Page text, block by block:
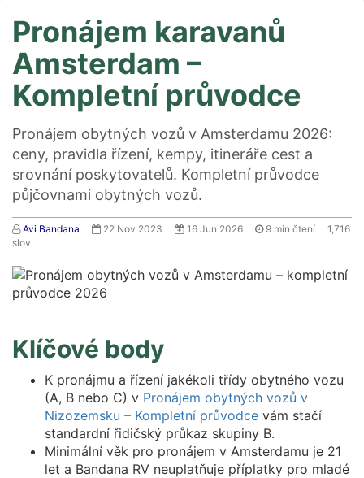
Pronájem karavanů
Amsterdam –
Kompletní průvodce
Pronájem obytných vozů v Amsterdamu 2026:
ceny, pravidla řízení, kempy, itineráře cest a
srovnání poskytovatelů. Kompletní průvodce
půjčovnami obytných vozů.
Avi Bandana 22 Nov 2023 16 Jun 2026 9 min čtení
1,716
slov
Klíčové body
K pronájmu a řízení jakékoli třídy obytného vozu
(A, B nebo C) v Pronájem obytných vozů v
Nizozemsku – Kompletní průvodce vám stačí
standardní řidičský průkaz skupiny B.
Minimální věk pro pronájem v Amsterdamu je 21
let a Bandana RV neuplatňuje příplatky pro mladé